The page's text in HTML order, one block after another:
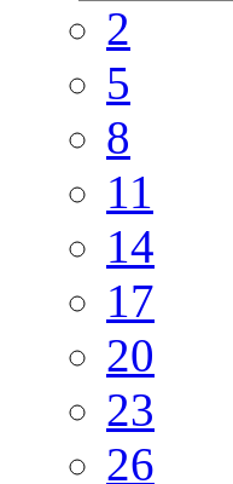
2
5
8
11
14
17
20
23
26